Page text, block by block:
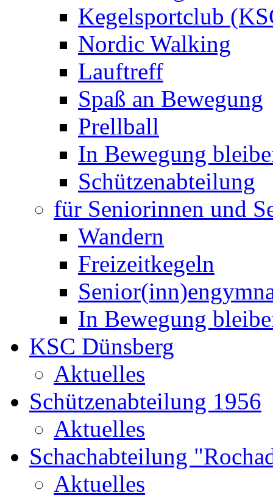
Kegelsportclub
Nordic Walking
Lauftreff
Spaß an Bewegung
Prellball
In Bewegung
Schützenabteilung
für Seniorinnen und
Wandern
Freizeitkegeln
In Bewegung
KSC Dünsberg
Aktuelles
Schützenabteilung 1956
Aktuelles
Schachabteilung
Aktuelles